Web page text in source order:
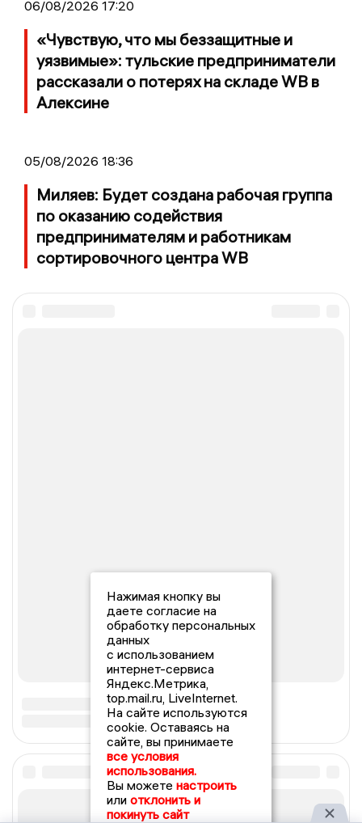
06/08/2026 17:20
«Чувствую, что мы беззащитные и
уязвимые»: тульские предприниматели
рассказали о потерях на складе WB в
Алексине
05/08/2026 18:36
Миляев: Будет создана рабочая группа
по оказанию содействия
предпринимателям и работникам
сортировочного центра WB
Нажимая кнопку вы
даете согласие на
обработку персональных
данных
с использованием
интернет-сервиса
Яндекс.Метрика,
top.mail.ru, LiveInternet.
На сайте используются
cookie. Оставаясь на
сайте, вы принимаете
все условия
использования.
Вы можете настроить
или отклонить и
покинуть сайт